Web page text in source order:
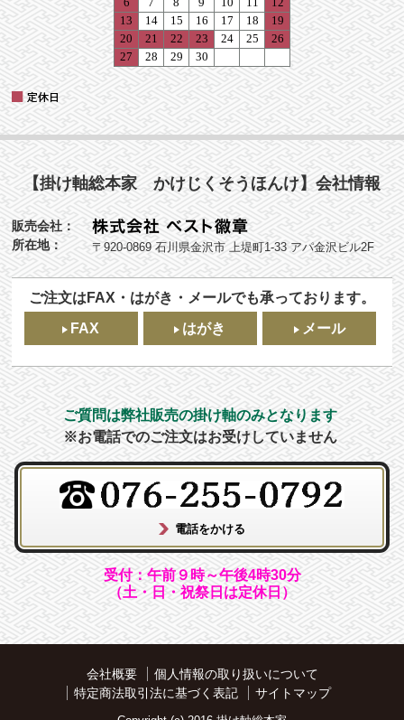
【掛け軸総本家 かけじくそうほんけ】会社情報
販売会社：
所在地：
〒920-0869 石川県金沢市 上堤町1-33 アパ金沢ビル2F
ご注文はFAX・はがき・メールでも承っております。
FAX
はがき メール
ご質問は弊社販売の掛け軸のみとなります
※お電話でのご注文はお受けしていません
受付：午前９時～午後4時30分
（土・日・祝祭日は定休日）
会社概要
個人情報の取り扱いについて
特定商法取引法に基づく表記
サイトマップ